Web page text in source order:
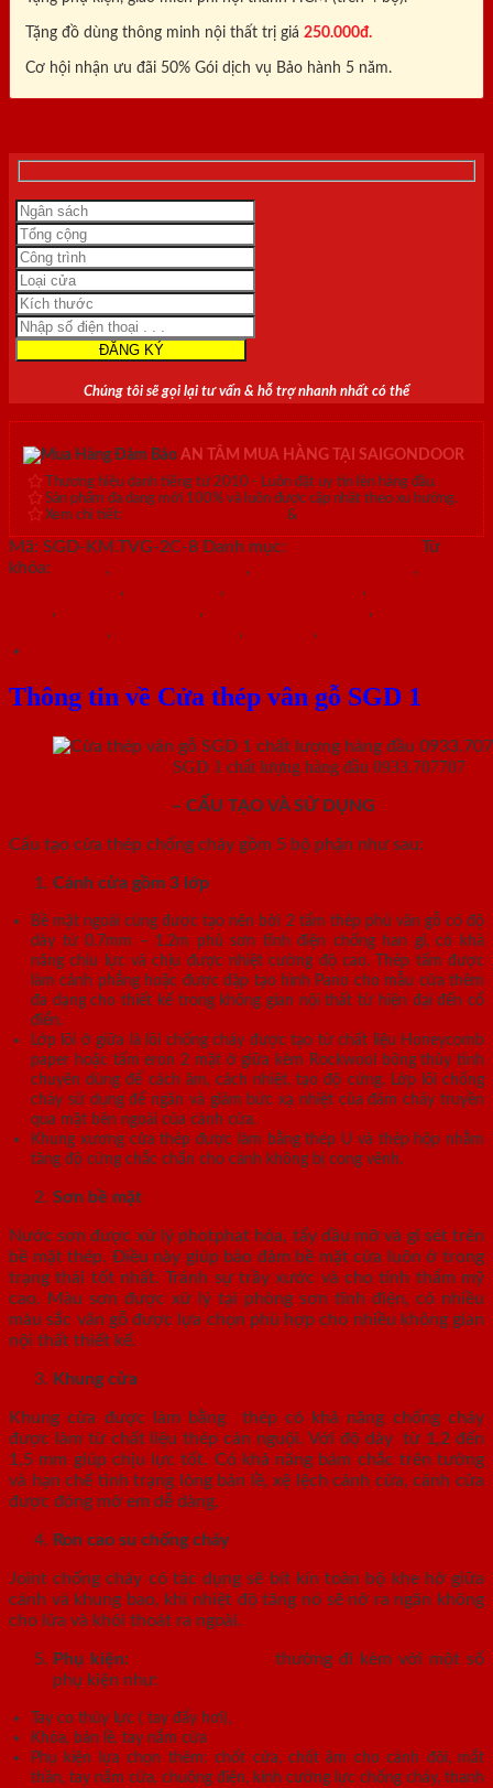
Tặng đồ dùng thông minh nội thất trị giá 250.000đ.
Cơ hội nhận ưu đãi 50% Gói dịch vụ Bảo hành 5 năm.
Chúng tôi sẽ gọi lại tư vấn & hỗ trợ nhanh nhất có thể
AN TÂM MUA HÀNG TẠI SAIGONDOOR
Thương hiệu danh tiếng từ 2010 - Luôn đặt uy tín lên hàng đầu.
Sản phẩm đa dạng mới 100% và luôn được cập nhật theo xu hướng.
Xem chi tiết:
&
Mã: SGD-KM.TVG-2C-8 Danh mục:
Từ
khóa:
, , ,
, , ,
, , ,
, , ,
Thông tin về Cửa thép vân gỗ SGD 1
SGD 1 chất lượng hàng đầu 0933.707707
– CẤU TẠO VÀ SỬ DỤNG
Cấu tạo cửa thép chống cháy gồm 5 bộ phận như sau:
Cánh cửa gồm 3 lớp
Bề mặt ngoài cùng được tạo nên bởi 2 tấm thép phủ vân gỗ có độ
dày từ 0.7mm – 1.2m phủ sơn tĩnh điện chống han gỉ, có khả
năng chịu lực và chịu được nhiệt cường độ cao. Thép tấm được
làm cánh phẳng hoặc được dập tạo hình Pano cho mẫu cửa thêm
đa dạng cho thiết kế trong không gian nội thất từ hiện đại đến cổ
điển.
Lớp lõi ở giữa là lõi chống cháy được tạo từ chất liệu Honeycomb
paper hoặc tấm eron 2 mặt ở giữa kèm Rockwool bông thủy tinh
chuyên dùng để cách âm, cách nhiệt, tạo độ cứng. Lớp lõi chống
cháy sử dụng để ngăn và giảm bức xạ nhiệt của đám cháy truyền
qua mặt bên ngoài của cánh cửa.
Khung xương cửa thép được làm bằng thép U và thép hộp nhằm
tăng độ cứng chắc chắn cho cánh không bị cong vênh.
Sơn bề mặt
Nước sơn được xử lý photphat hóa, tẩy dầu mỡ và gỉ sét trên
bề mặt thép. Điều này giúp bảo đảm bề mặt cửa luôn ở trong
trạng thái tốt nhất. Tránh sự trầy xước và cho tính thẩm mỹ
cao. Màu sơn được xử lý tại phòng sơn tĩnh điện, có nhiều
màu sắc vân gỗ được lựa chọn phù hợp cho nhiều không gian
nội thất thiết kế.
Khung cửa
Khung cửa được làm bằng thép có khả năng chống cháy
được làm từ chất liệu thép cán nguội. Với độ dày từ 1,2 đến
1,5 mm giúp chịu lực tốt. Có khả năng bám chắc trên tường
và hạn chế tình trạng lỏng bản lề, xệ lệch cánh cửa, cánh cửa
được đóng mở em dễ dàng.
Ron cao su chống cháy
Joint chống cháy có tác dụng sẽ bít kín toàn bộ khe hở giữa
cánh và khung bao, khi nhiệt độ tăng nó sẽ nở ra ngăn không
cho lửa và khói thoát ra ngoài.
Phụ kiện:
thường đi kèm với một số
phụ kiện như:
Tay co thủy lực ( tay đẩy hơi),
Khóa, bản lề, tay nắm cửa
Phụ kiện lựa chọn thêm: chốt cửa, chốt âm cho cánh đôi, mắt
thần, tay nắm cửa, chuông điện, kính cường lực chống cháy, thanh